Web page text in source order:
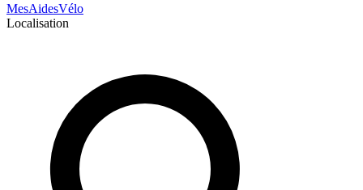
MesAidesVélo
Localisation